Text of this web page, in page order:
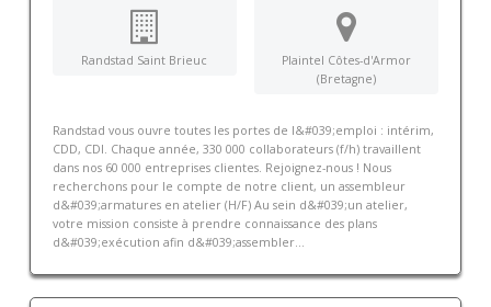
Randstad Saint Brieuc
Plaintel Côtes-d'Armor
(Bretagne)
Randstad vous ouvre toutes les portes de l&#039;emploi : intérim,
CDD, CDI. Chaque année, 330 000 collaborateurs (f/h) travaillent
dans nos 60 000 entreprises clientes. Rejoignez-nous ! Nous
recherchons pour le compte de notre client, un assembleur
d&#039;armatures en atelier (H/F) Au sein d&#039;un atelier,
votre mission consiste à prendre connaissance des plans
d&#039;exécution afin d&#039;assembler...